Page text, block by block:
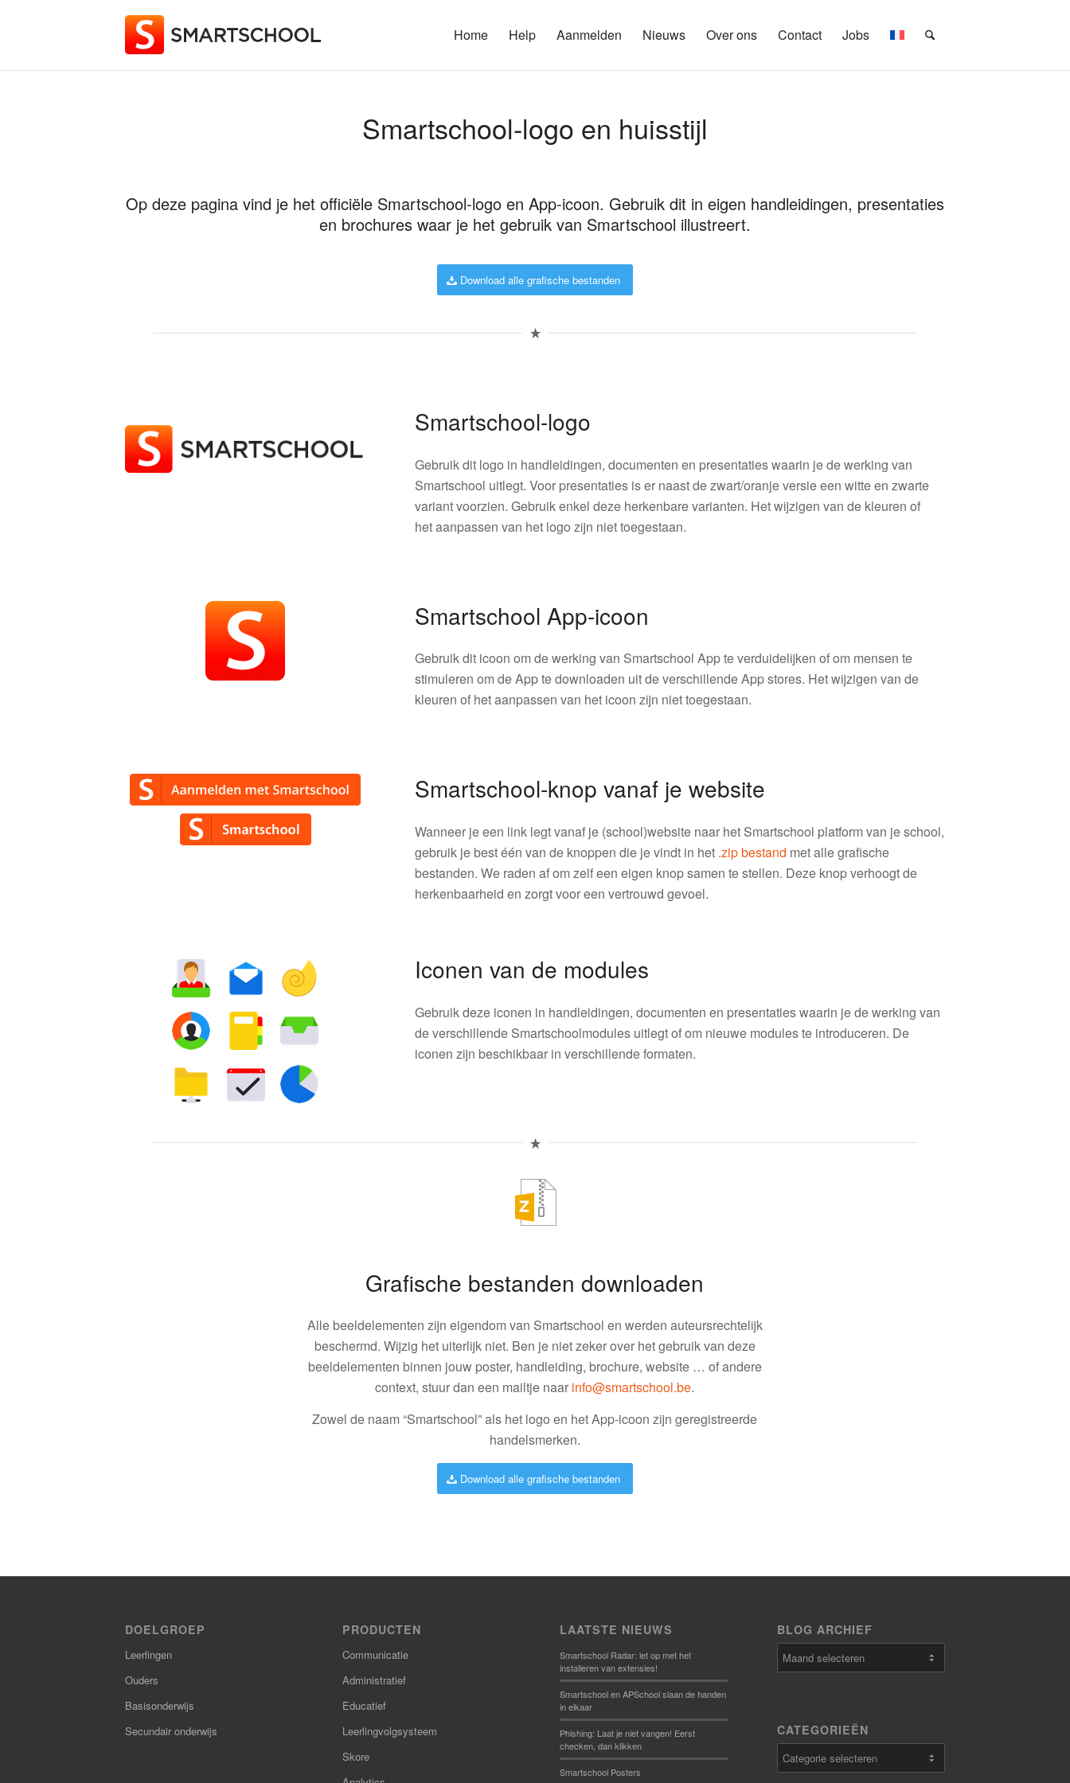
Home Help Aanmelden Nieuws Over ons Contact Jobs
Smartschool-logo en huisstijl
Op deze pagina vind je het officiële Smartschool-logo en App-icoon. Gebruik dit in eigen handleidingen, presentaties
en brochures waar je het gebruik van Smartschool illustreert.
Download alle grafische bestanden
Smartschool-logo
Gebruik dit logo in handleidingen, documenten en presentaties waarin je de werking van
Smartschool uitlegt. Voor presentaties is er naast de zwart/oranje versie een witte en zwarte
variant voorzien. Gebruik enkel deze herkenbare varianten. Het wijzigen van de kleuren of
het aanpassen van het logo zijn niet toegestaan.
Smartschool App-icoon
Gebruik dit icoon om de werking van Smartschool App te verduidelijken of om mensen te
stimuleren om de App te downloaden uit de verschillende App stores. Het wijzigen van de
kleuren of het aanpassen van het icoon zijn niet toegestaan.
Smartschool-knop vanaf je website
Wanneer je een link legt vanaf je (school)website naar het Smartschool platform van je school,
gebruik je best één van de knoppen die je vindt in het .zip bestand met alle grafische
bestanden. We raden af om zelf een eigen knop samen te stellen. Deze knop verhoogt de
herkenbaarheid en zorgt voor een vertrouwd gevoel.
Iconen van de modules
Gebruik deze iconen in handleidingen, documenten en presentaties waarin je de werking van
de verschillende Smartschoolmodules uitlegt of om nieuwe modules te introduceren. De
iconen zijn beschikbaar in verschillende formaten.
Grafische bestanden downloaden
Alle beeldelementen zijn eigendom van Smartschool en werden auteursrechtelijk
beschermd. Wijzig het uiterlijk niet. Ben je niet zeker over het gebruik van deze
beeldelementen binnen jouw poster, handleiding, brochure, website … of andere
context, stuur dan een mailtje naar info@smartschool.be.
Zowel de naam “Smartschool” als het logo en het App-icoon zijn geregistreerde
handelsmerken.
Download alle grafische bestanden
DOELGROEP
Leerlingen
Ouders
Basisonderwijs
Secundair onderwijs
PRODUCTEN
Communicatie
Administratief
Educatief
Leerlingvolgsysteem
Skore
LAATSTE NIEUWS
Smartschool Radar: let op met het
installeren van extensies!
Smartschool en APSchool slaan de handen
in elkaar
Phishing: Laat je niet vangen! Eerst
checken, dan klikken
Smartschool Posters
BLOG ARCHIEF
CATEGORIEËN